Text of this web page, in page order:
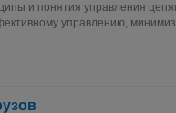
и понятия управления
управлению,